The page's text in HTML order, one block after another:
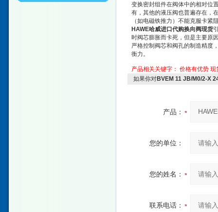
变换密封组件在阀体中的相对位
有，其他的液压阀也普遍存在，
（如电磁铁推力）不能克服卡紧
HAWE哈威进口代购换向阀现货
时阀芯膨胀而卡死，但是主要原
严格控制阀芯和阀孔的制造精度
衡力。
产品相关关键字： 价格有优势 现
如果你对BVEM 11 JB/M0/2-X
产品：
您的单位：
您的姓名：
联系电话：